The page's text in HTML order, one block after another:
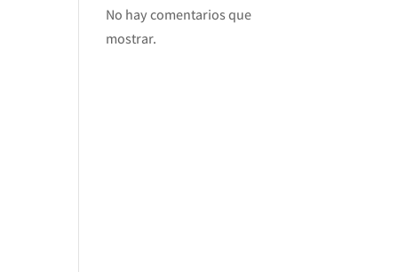
No hay comentarios que
mostrar.